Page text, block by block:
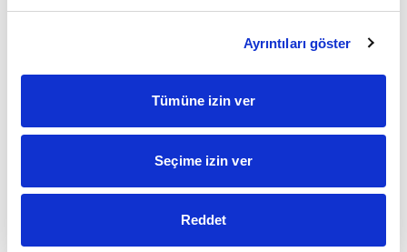
Ayrıntıları göster
Tümüne izin ver
Seçime izin ver
Reddet